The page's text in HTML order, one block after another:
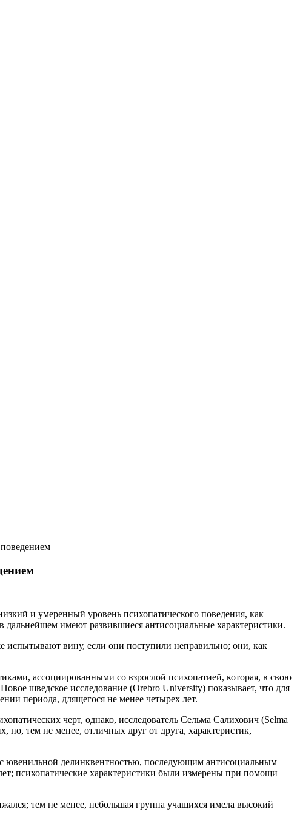
и умеренный уровень психопатического поведения, как
дальнейшем имеют развившиеся антисоциальные характеристики.
испытывают вину, если они поступили неправильно; они, как
ассоциированными со взрослой психопатией, которая, в свою
шведское исследование (Orebro University) показывает, что для
периода, длящегося не менее четырех лет.
черт, однако, исследователь Сельма Салихович (Selma
тем не менее, отличных друг от друга, характеристик,
ювенильной делинквентностью, последующим антисоциальным
психопатические характеристики были измерены при помощи
тем не менее, небольшая группа учащихся имела высокий